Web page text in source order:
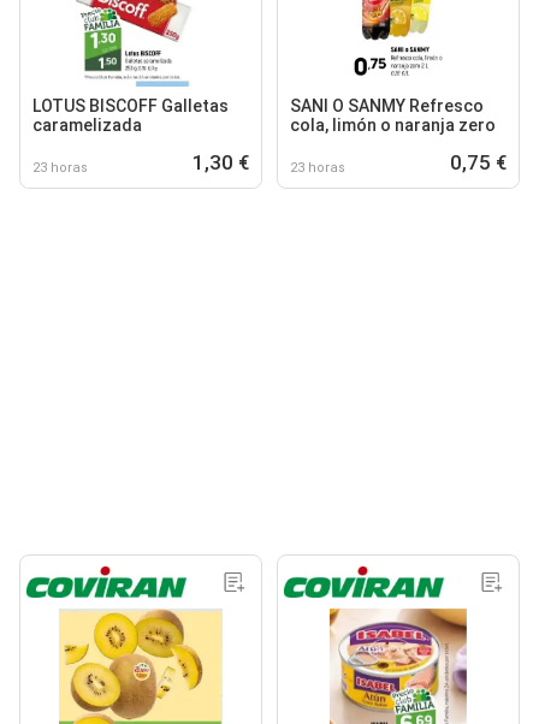
LOTUS BISCOFF Galletas
caramelizada
23 horas 1,30 €
SANI O SANMY Refresco
cola, limón o naranja zero
23 horas 0,75 €